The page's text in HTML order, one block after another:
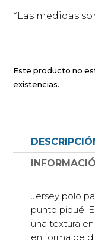
*Las medidas
Este producto no
existencias.
Jersey polo
punto piqué.
una textura
en forma de